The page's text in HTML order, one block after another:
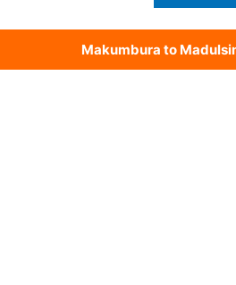
Makumbura to